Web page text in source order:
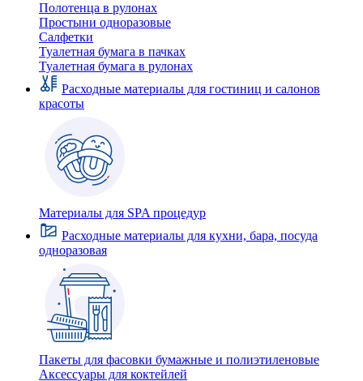
Полотенца в рулонах
Простыни одноразовые
Салфетки
Туалетная бумага в пачках
Туалетная бумага в рулонах
Расходные материалы для гостиниц и салонов
красоты
Материалы для SPA процедур
Расходные материалы для кухни, бара, посуда
одноразовая
Пакеты для фасовки бумажные и полиэтиленовые
Аксессуары для коктейлей